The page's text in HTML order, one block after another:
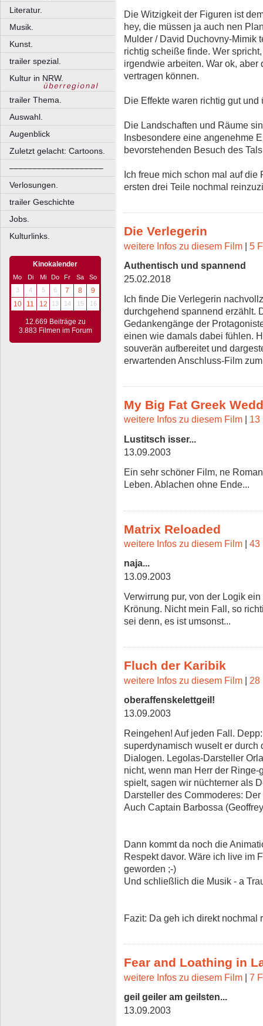
Literatur.
Musik.
Kunst.
trailer spezial.
Kultur in NRW.
trailer Thema.
Auswahl.
Augenblick
Zuletzt gelacht: Cartoons.
––––––––––––––––––––
Verlosungen.
trailer Geschichte
Jobs.
Kulturlinks.
Kinokalender
Mo Di Mi Do Fr Sa
So
3
4 5 6 7 8
9
10
11 12 13 14 15 16
12.669 Beiträge zu
3.883 Filmen im Forum
Die Witzigkeit der Figuren ist
hey, die müssen ja auch nen
Mulder / David Duchovny-Mimik
richtig scheiße finde. Wer
irgendwie arbeiten. War ok,
vertragen können.
Die Effekte waren richtig gut und
Die Landschaften und Räume
Insbesondere eine angenehme
bevorstehenden Besuch des
Ich freue mich schon mal auf
ersten drei Teile nochmal
Die Verlegerin
weitere Infos zu diesem Film | 5
Authentisch und spannend
25.02.2018
Ich finde Die Verlegerin
durchgehend spannend erzählt.
Gedankengänge der
einen wie damals dabei fühlen.
souverän aufbereitet und
erwartenden Anschluss-Film
My Big Fat Greek
weitere Infos zu diesem Film
13
Lustitsch isser...
13.09.2003
Ein sehr schöner Film, ne
Leben. Ablachen ohne Ende...
Matrix Reloaded
weitere Infos zu diesem Film | 43
naja...
13.09.2003
Verwirrung pur, von der Logik
Krönung. Nicht mein Fall, so
sei denn, es ist umsonst...
Fluch der Karibik
weitere Infos zu diesem Film | 28
oberaffenskelettgeil!
13.09.2003
Reingehen! Auf jeden Fall.
superdynamisch wuselt er
Dialogen. Legolas-Darsteller
nicht, wenn man Herr der
spielt, sagen wir nüchterner als
Darsteller des Commoderes:
Auch Captain Barbossa
Dann kommt da noch die
Respekt davor. Wäre ich live im
geworden ;-)
Und schließlich die Musik - a
Fazit: Da geh ich direkt nochmal
Fear and Loathing in
weitere Infos zu diesem Film | 7
geil geiler am geilsten...
13.09.2003